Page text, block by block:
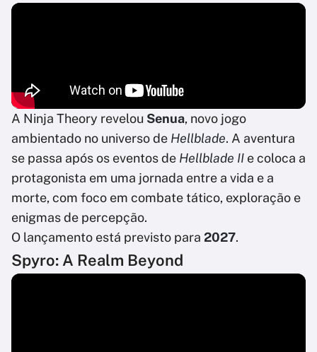
A Ninja Theory revelou Senua, novo jogo
ambientado no universo de Hellblade. A aventura
se passa após os eventos de Hellblade II e coloca a
protagonista em uma jornada entre a vida e a
morte, com foco em combate tático, exploração e
enigmas de percepção.
O lançamento está previsto para 2027.
Spyro: A Realm Beyond